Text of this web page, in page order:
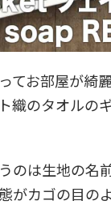
てお部屋が綺
織のタオルの
のは生地の名
がカゴの目の